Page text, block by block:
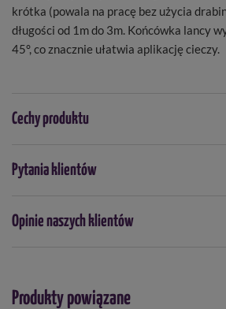
krótka (powala na pracę bez użycia
długości od 1m do 3m. Końcówka lancy
45°, co znacznie ułatwia aplikację cieczy.
Cechy produktu
Symbol
5904447002311
Pytania klientów
Opinie naszych klientów
Produkty powiązane